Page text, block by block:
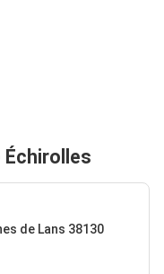
de Lans 38130